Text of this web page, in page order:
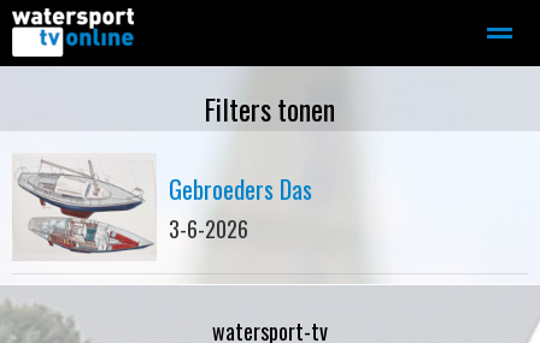
Motorboot-sloep Adverteren
Home Contact Bellen
Filters tonen
Gebroeders Das
3-6-2026
watersport-tv